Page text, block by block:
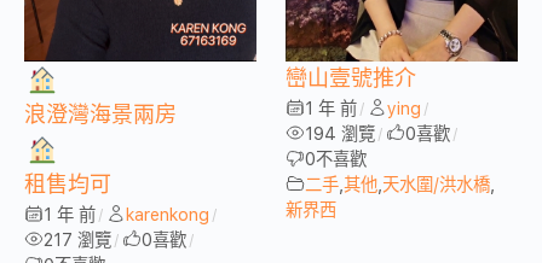
浪澄灣海景兩房
租售均可
1 年 前 / karenkong /
217 瀏覽 / 0喜歡 /
巒山壹號推介
1 年 前 / ying /
194 瀏覽 / 0喜歡 /
0不喜歡
二手 其他 天水圍/洪水橋
新界西